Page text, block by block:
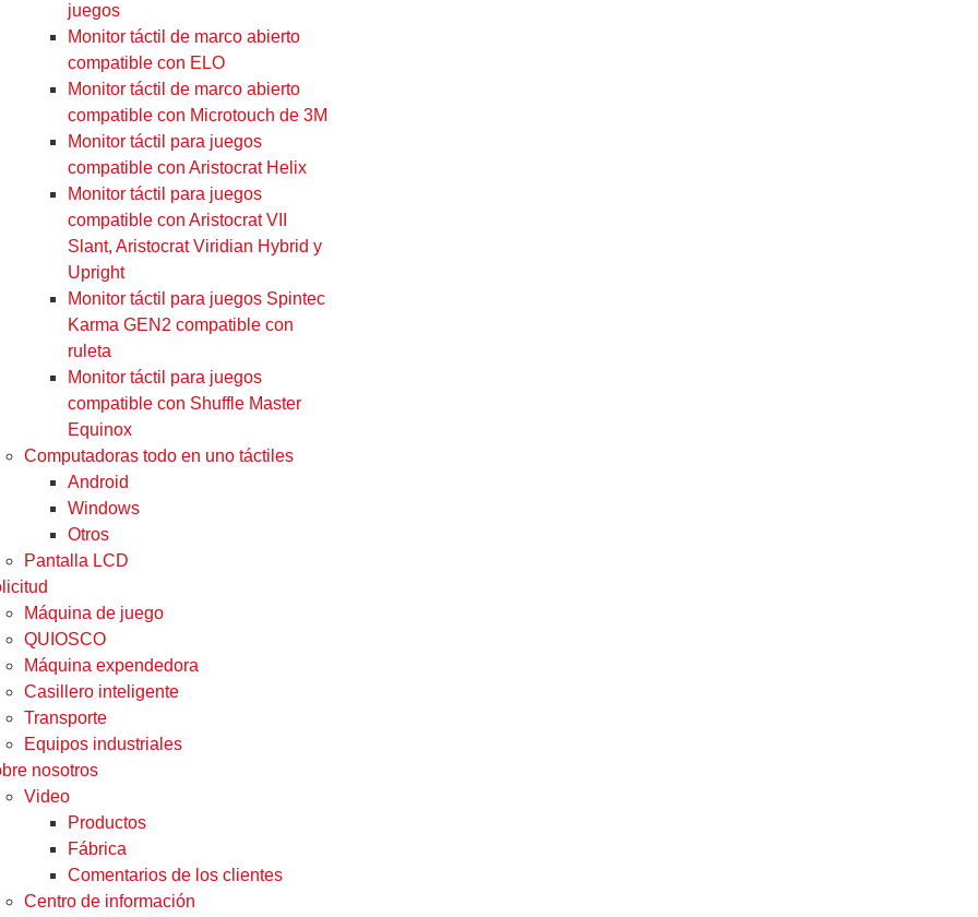
juegos
Monitor táctil de marco abierto
compatible con ELO
Monitor táctil de marco abierto
compatible con Microtouch de 3M
Monitor táctil para juegos
compatible con Aristocrat Helix
Monitor táctil para juegos
compatible con Aristocrat VII
Slant, Aristocrat Viridian Hybrid y
Upright
Monitor táctil para juegos Spintec
Karma GEN2 compatible con
ruleta
Monitor táctil para juegos
compatible con Shuffle Master
Equinox
Computadoras todo en uno táctiles
Android
Windows
Otros
Pantalla LCD
Máquina de juego
QUIOSCO
Máquina expendedora
Casillero inteligente
Transporte
Equipos industriales
nosotros
Video
Productos
Fábrica
Comentarios de los clientes
Centro de información